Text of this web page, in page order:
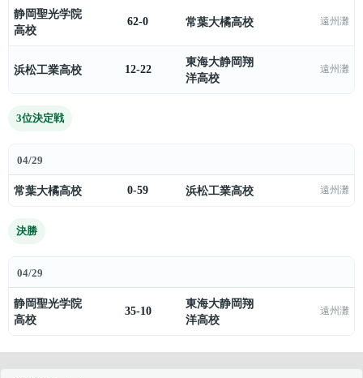
静岡聖光学院
高校
62-0 常葉大橘高校 遠州灘
浜松工業高校 12-22
東海大静岡翔
洋高校
遠州灘
3位決定戦
04/29
常葉大橘高校 0-59 浜松工業高校 遠州灘
決勝
04/29
静岡聖光学院
高校
35-10
東海大静岡翔
洋高校
遠州灘